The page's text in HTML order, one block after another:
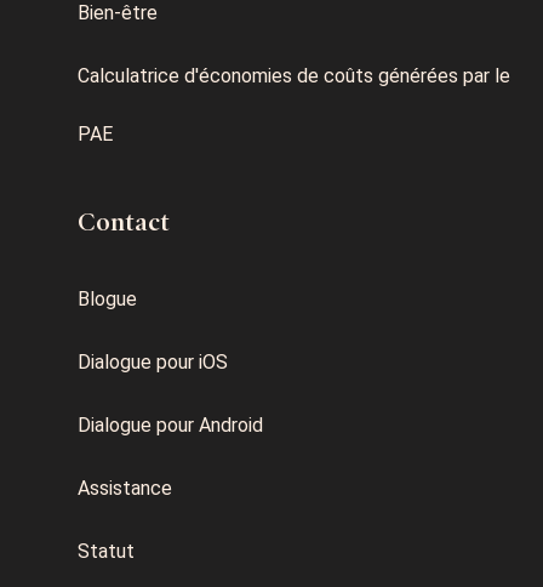
Bien-être
Calculatrice d'économies de coûts générées par le
PAE
Contact
Blogue
Dialogue pour iOS
Dialogue pour Android
Assistance
Statut